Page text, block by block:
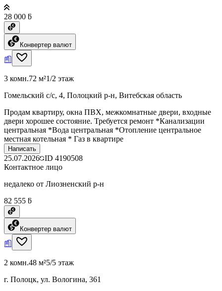
28 000 ƃ
Конвертер валют
3 комн.72 м²1/2 этаж
Гомельский с/с, 4, Полоцкий р-н, Витебская область
Продам квартиру, окна ПВХ, межкомнатные двери, входные
двери хорошее состояние. Требуется ремонт *Канализации
центральная *Вода центральная *Отопление центральное
местная котельная * Газ в квартире
Написать
25.07.2026 ID 4190508
Контактное лицо
недалеко от Лиозненский р-н
82 555 ƃ
Конвертер валют
2 комн.48 м²5/5 этаж
г. Полоцк, ул. Вологина, 361